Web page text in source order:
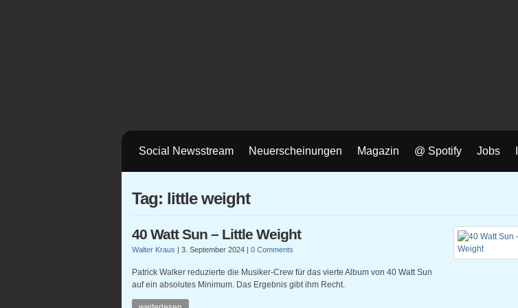
Social Newsstream Neuerscheinungen Magazin @ Spotify Jobs
Tag: little weight
40 Watt Sun – Little Weight
Walter Kraus | 3. September 2024 | 0 Comments
Patrick Walker reduzierte die Musiker-Crew für das vierte Album von 40 Watt Sun
auf ein absolutes Minimum. Das Ergebnis gibt ihm Recht.